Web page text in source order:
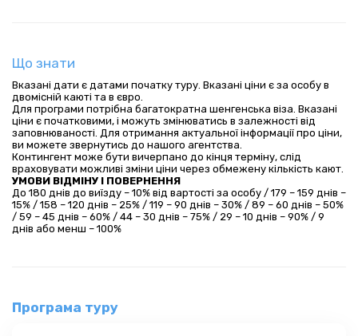
Що знати
Вказані дати є датами початку туру. Вказані ціни є за особу в
двомісній каюті та в євро.
Для програми потрібна багатократна шенгенська віза. Вказані
ціни є початковими, і можуть змінюватись в залежності від
заповнюваності. Для отримання актуальної інформації про ціни,
ви можете звернутись до нашого агентства.
Контингент може бути вичерпано до кінця терміну, слід
враховувати можливі зміни ціни через обмежену кількість кают.
УМОВИ ВІДМІНУ І ПОВЕРНЕННЯ
До 180 днів до виїзду – 10% від вартості за особу / 179 – 159 днів –
15% / 158 – 120 днів – 25% / 119 – 90 днів – 30% / 89 – 60 днів – 50%
/ 59 – 45 днів – 60% / 44 – 30 днів – 75% / 29 – 10 днів – 90% / 9
днів або менш – 100%
Програма туру